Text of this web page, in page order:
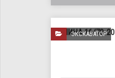
ЭКСКАВАТОР
ШИНА 16/70-20